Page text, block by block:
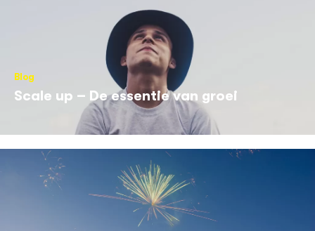
Blog
Scale up – De essentie van groei